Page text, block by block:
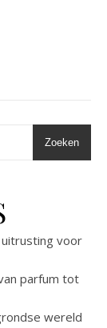
Zoeken
voor
parfum tot
wereld